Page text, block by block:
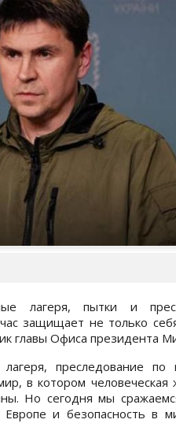
лагеря, пытки и
защищает не только
главы Офиса президента
преследование по
в котором человеческая
Но сегодня мы
и безопасность в